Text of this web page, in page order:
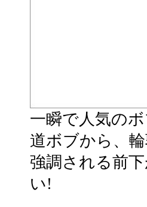
一瞬で人気の
道ボブから、
強調される前
い!